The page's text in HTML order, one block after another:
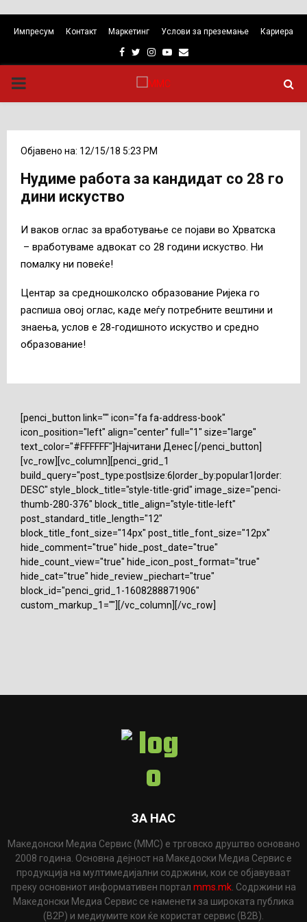
Импресум Контакт Маркетинг Услови за преземање Кариера
Facebook
TwitterInstagram
Youtube
Email
PRIMARY
Објавено на: 12/15/18 5:23 PM
Нудиме работа за кандидат со 28 го
дини искуствo
И ваков оглас за вработување се појави во Хрватска
– вработуваме адвокат со 28 години искуство. Ни
помалку ни повеќе!
Центар за средношколско образование Ријека го
распиша овој оглас, каде меѓу потребните вештини и
знаења, услов е 28-годишното искуство и средно
образование!
[penci_button link="" icon="fa fa-address-book"
icon_position="left" align="center" full="1" size="large"
text_color="#FFFFFF"]Најчитани Денес [/penci_button]
[vc_row][vc_column][penci_grid_1
build_query="post_type:post|size:6|order_by:popular1|order:
DESC" style_block_title="style-title-grid" image_size="penci-
thumb-280-376" block_title_align="style-title-left"
post_standard_title_length="12"
block_title_font_size="14px" post_title_font_size="12px"
hide_comment="true" hide_post_date="true"
hide_count_view="true" hide_icon_post_format="true"
hide_cat="true" hide_review_piechart="true"
block_id="penci_grid_1-1608288871906"
custom_markup_1=""][/vc_column][/vc_row]
ЗА НАС
Македонски Медиа Сервис (ММС) е трговско друштво основано
2008 година. Основна дејност на Македоски Медиа Сервис е
продукција на мултимедијални содржини, кои се објавуваат
преку основниот информативен портал mms.mk . Содржини на
Македонски Медиа Сервис се наменети за широката публика
(B2P) и медиумите кои ќе користат сервис (B2B).